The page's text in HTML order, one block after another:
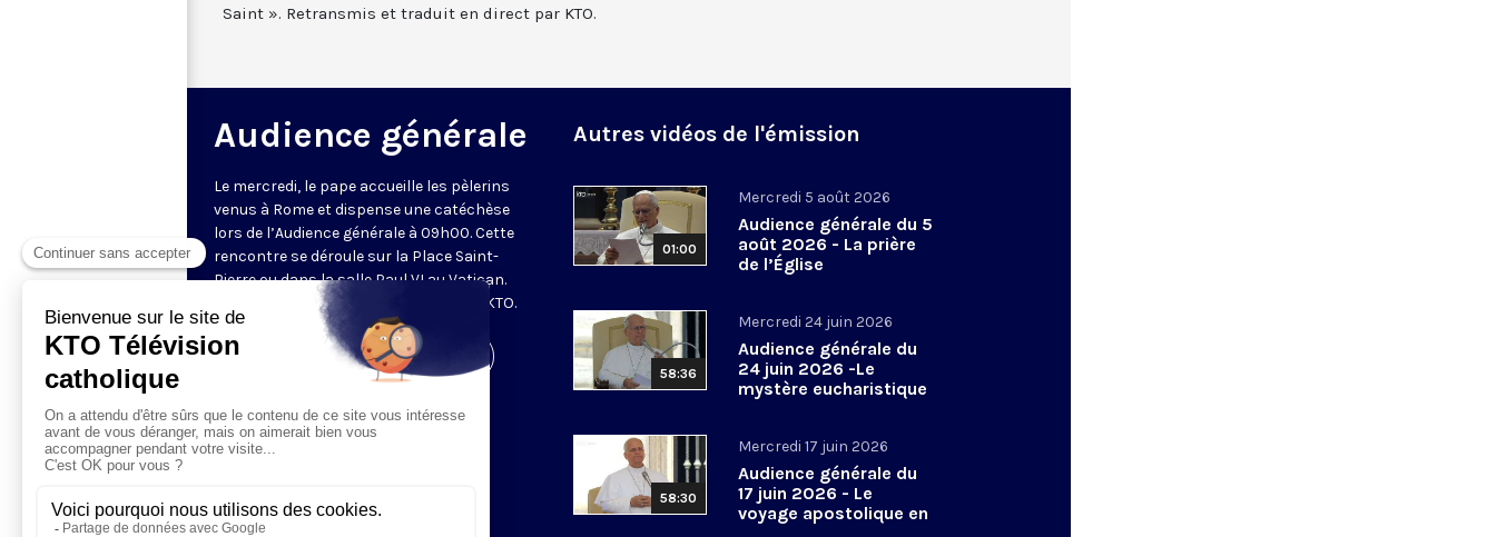
Saint ». Retransmis et traduit en direct par KTO.
Audience générale
Le mercredi, le pape accueille les pèlerins
venus à Rome et dispense une catéchèse
lors de l’Audience générale à 09h00. Cette
rencontre se déroule sur la Place Saint-
Pierre ou dans la salle Paul VI au Vatican.
Retransmise et traduite en direct par KTO.
Visiter la page de l'émission
Autres vidéos de l'émission
01:00
Mercredi 5 août 2026
Audience générale du 5
août 2026 - La prière
de l’Église
58:36
Mercredi 24 juin 2026
Audience générale du
24 juin 2026 -Le
mystère eucharistique
58:30
Mercredi 17 juin 2026
Audience générale du
17 juin 2026 - Le
voyage apostolique en